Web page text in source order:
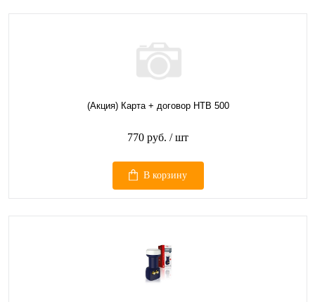
(Акция) Карта + договор НТВ 500
770 руб. / шт
В корзину